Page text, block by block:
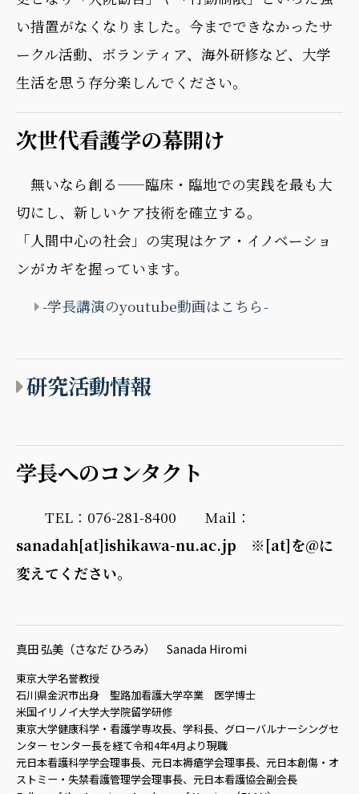
い措置がなくなりました。今までできなかったサ
ークル活動、ボランティア、海外研修など、大学
生活を思う存分楽しんでください。
次世代看護学の幕開け
無いなら創る——臨床・臨地での実践を最も大
切にし、新しいケア技術を確立する。
「人間中心の社会」の実現はケア・イノベーショ
ンがカギを握っています。
-学長講演のyoutube動画はこちら-
研究活動情報
学長へのコンタクト
TEL：076-281-8400 Mail：
sanadah[at]ishikawa-nu.ac.jp ※[at]を@に
変えてください。
真田 弘美（さなだ ひろみ） Sanada Hiromi
東京大学名誉教授
石川県金沢市出身 聖路加看護大学卒業 医学博士
米国イリノイ大学大学院留学研修
東京大学健康科学・看護学専攻長、学科長、グローバルナーシングセ
ンター センター長を経て令和4年4月より現職
元日本看護科学学会理事長、元日本褥瘡学会理事長、元日本創傷・オ
ストミー・失禁看護管理学会理事長、元日本看護協会副会長